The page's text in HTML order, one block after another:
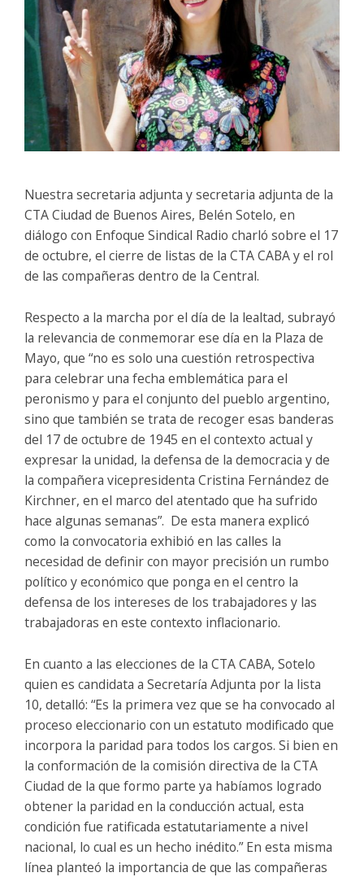
Nuestra secretaria adjunta y secretaria adjunta de la
CTA Ciudad de Buenos Aires, Belén Sotelo, en
diálogo con Enfoque Sindical Radio charló sobre el 17
de octubre, el cierre de listas de la CTA CABA y el rol
de las compañeras dentro de la Central.
Respecto a la marcha por el día de la lealtad, subrayó
la relevancia de conmemorar ese día en la Plaza de
Mayo, que “no es solo una cuestión retrospectiva
para celebrar una fecha emblemática para el
peronismo y para el conjunto del pueblo argentino,
sino que también se trata de recoger esas banderas
del 17 de octubre de 1945 en el contexto actual y
expresar la unidad, la defensa de la democracia y de
la compañera vicepresidenta Cristina Fernández de
Kirchner, en el marco del atentado que ha sufrido
hace algunas semanas”. De esta manera explicó
como la convocatoria exhibió en las calles la
necesidad de definir con mayor precisión un rumbo
político y económico que ponga en el centro la
defensa de los intereses de los trabajadores y las
trabajadoras en este contexto inflacionario.
En cuanto a las elecciones de la CTA CABA, Sotelo
quien es candidata a Secretaría Adjunta por la lista
10, detalló: “Es la primera vez que se ha convocado al
proceso eleccionario con un estatuto modificado que
incorpora la paridad para todos los cargos. Si bien en
la conformación de la comisión directiva de la CTA
Ciudad de la que formo parte ya habíamos logrado
obtener la paridad en la conducción actual, esta
condición fue ratificada estatutariamente a nivel
nacional, lo cual es un hecho inédito.” En esta misma
línea planteó la importancia de que las compañeras